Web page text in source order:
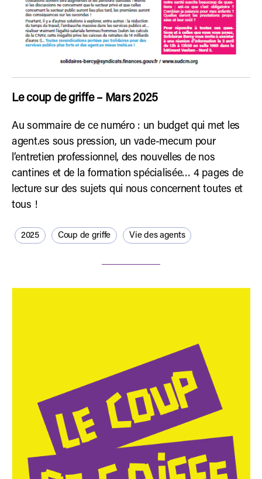
Le coup de griffe – Mars 2025
Au sommaire de ce numéro : un budget qui met les
agent.es sous pression, un vade-mecum pour
l’entretien professionnel, des nouvelles de nos
cantines et de la formation spécialisée… 4 pages de
lecture sur des sujets qui nous concernent toutes et
tous !
2025 Coup de griffe Vie des agents